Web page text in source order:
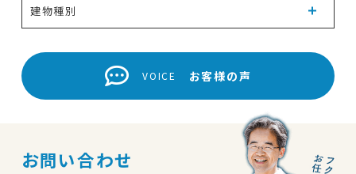
建物種別
VOICE お客様の声
お問い合わせ